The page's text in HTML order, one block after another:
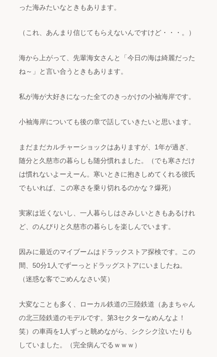
った海みたいなときもあります。
（これ、あんまり信じてもらえないんですけど・・・。）
海から上がって、先輩海女さんと「今日の海は綺麗だった
ね～」と言い合うときもあります。
私が海が大好きになった全てのきっかけの小袖海岸です。
小袖海岸についても後の章で話していきたいと思います。
まだまだカルチャーショックはありますが、1年が過ぎ、
随分と久慈市の暮らしも随分慣れました。（でも寒さだけ
は慣れないよーえーん。寒いときに抱きしめてくれる彼氏
でもいれば、この寒さを乗り切れるのかな？爆死）
実家は近くないし、一人暮らしはさみしいときもあるけれ
ど、のんびりと久慈市の暮らしを楽しんでいます。
因みに最近のマイブームはドラックストア探検です。この
間、50分1人でずーっとドラッグストアにいましたね。
（迷惑な客でごめんなさい笑）
大変なことも多く、ローカル鉄道の三陸鉄道（あまちゃん
の北三陸鉄道のモデルです。第3セクターなめんなよ！
笑）の車両を1人ずっと眺めながら、シクシク泣いたりも
していました。（完全病んでるｗｗｗ）